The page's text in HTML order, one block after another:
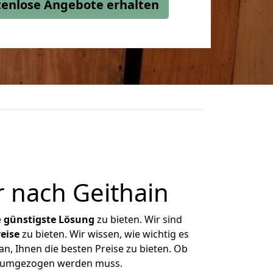
Angebote erhalten
Geithain
günstigste Lösung zu bieten. Wir sind
zu bieten. Wir wissen, wie wichtig es
Ihnen die besten Preise zu bieten. Ob
werden muss.